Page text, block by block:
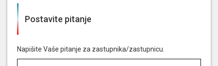
- podnositelj: povjerenik za informiranje
Nije glasao zaprijedlog odluke o osnivanju
istražnog povjerenstva za utvrđivanje činjenica
Postavite pitanje
Napišite Vaše pitanje za zastupnika/zastupnicu.